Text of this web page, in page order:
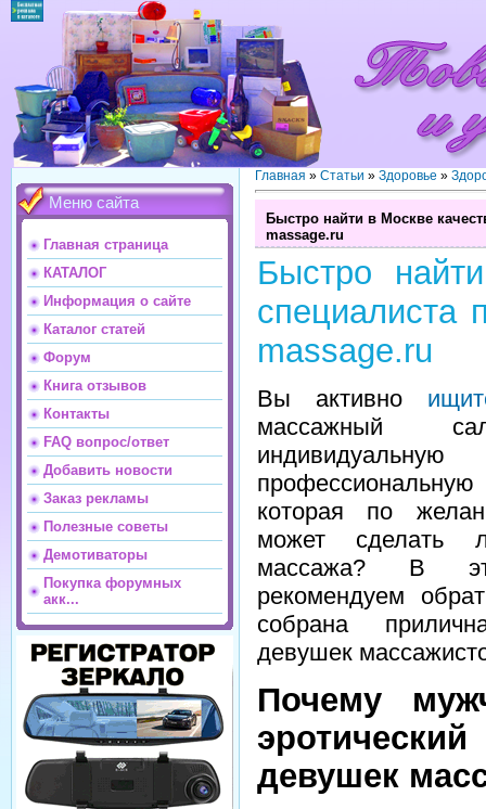
Меню сайта
Главная страница
КАТАЛОГ
Информация о сайте
Каталог статей
Форум
Книга отзывов
Контакты
FAQ вопрос/ответ
Добавить новости
Заказ рекламы
Полезные советы
Демотиваторы
Покупка форумных
акк...
Главная » Статьи » Здоровье »
Быстро найти в Москве
massage.ru
Быстро
специалиста
massage.ru
Вы активно
массажный
индивидуальную
профессиональную
которая по
может сделать
массажа? В
рекомендуем
собрана
девушек
Почему
девушек